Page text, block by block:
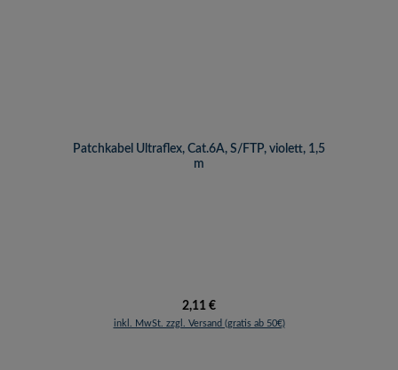
Patchkabel Ultraflex, Cat.6A, S/FTP, violett, 1,5
m
Regulärer Preis:
2,11 €
inkl. MwSt. zzgl. Versand (gratis ab 50€)